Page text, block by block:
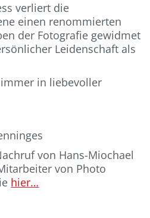
verliert die
einen renommierten
der Fotografie gewidmet
Leidenschaft als
in liebevoller
von Hans-Miochael
von Photo
hier…